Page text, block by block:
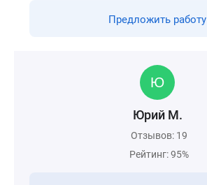
Предложить работу
Юрий М.
Отзывов: 19
Рейтинг: 95%